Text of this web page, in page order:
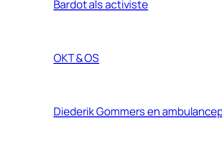
Bardot als activiste
OKT & OS
Diederik Gommers en